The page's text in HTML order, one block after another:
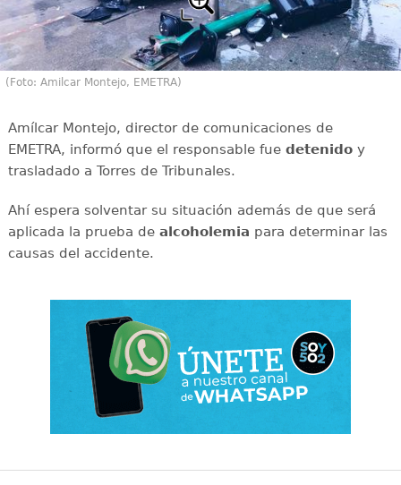
(Foto: Amilcar Montejo, EMETRA)
Amílcar Montejo, director de comunicaciones de
EMETRA, informó que el responsable fue detenidoy
trasladado a Torres de Tribunales.
Ahí espera solventar su situación además de que será
aplicada la prueba de alcoholemia para determinar las
causas del accidente.